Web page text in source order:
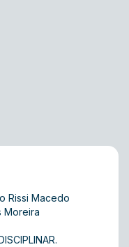
Rissi Macedo
Moreira